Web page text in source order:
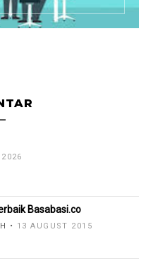
Basabasi.co
13 AUGUST 2015